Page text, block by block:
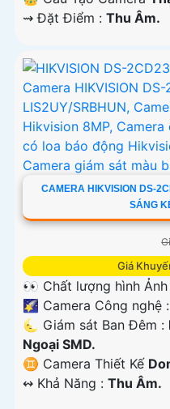
️⇝ Đặt Điểm : Thu Âm.
CAMERA HIKVISION DS-
SÁNG
Giá
👀 Chất lượng hình Ảnh
🌠 Camera Công nghệ :
🌜 Giám sát Ban Đêm :
Ngoại SMD.
♊ Camera Thiết Kế
️↭ Khả Năng : Thu Âm.